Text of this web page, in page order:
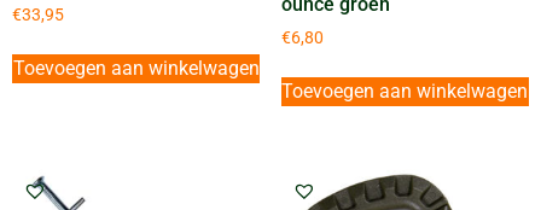
€33,95
Toevoegen aan winkelwagen
€6,80
Toevoegen aan winkelwagen